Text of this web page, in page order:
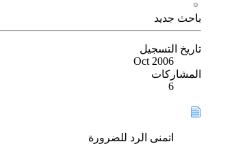
باحث جديد
تاريخ التسجيل
Oct 2006
المشاركات
6
اتمنى الرد للضرورة